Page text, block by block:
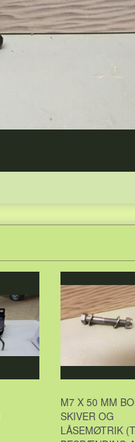
M7 X 50 MM
SKIVER OG
LÅSEMØTRIK